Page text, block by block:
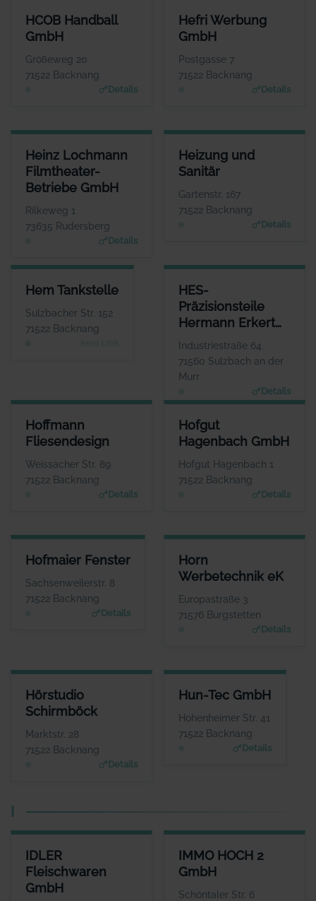
HCOB Handball
GmbH
Größeweg 20
71522 Backnang
Details
HCOB HANDBALL GMBH
ANSPRECHPARTNER
Herr Markus Mandlik
www.hcob.de
Hefri Werbung
GmbH
Postgasse 7
71522 Backnang
Details
HEFRI WERBUNG GMBH
ANSPRECHPARTNER
Herr Werner Stroh
www.bkz.de
Heinz Lochmann
Filmtheater-
Betriebe GmbH
Rilkeweg 1
73635 Rudersberg
Details
HEINZ LOCHMANN FILMTHEATER-BETRIEBE GMBH
ANSPRECHPARTNER
Herr Heinz Lochmann
WEBSITE
www.filmtheaterbetriebe.de
Heizung und
Sanitär
Gartenstr. 167
71522 Backnang
Details
HEIZUNG UND SANITÄR
ANSPRECHPARTNER
Herr Karl Mayer
www.heizungs-mayer.d
Hem Tankstelle
Sulzbacher Str. 152
71522 Backnang
HEM TANKSTELLE
Herr Berrak Özcan
Keine Website hinterlegt
HES-
Präzisionsteile
Hermann Erkert
GmbH
Industriestraße 64
71560 Sulzbach an der
Murr
Details
HES-PRÄZISIONSTEILE
Hoffmann
Fliesendesign
Weissacher Str. 89
71522 Backnang
Details
HOFFMANN FLIESENDESIGN
ANSPRECHPARTNER
Herr Bernd Hoffmann
www.hoffmann-fliesen.de
Hofgut
Hagenbach GmbH
Hofgut Hagenbach 1
71522 Backnang
Details
HOFGUT HAGENBACH GMBH
ANSPRECHPARTNER
Herr Matthias Wurche
www.hofgut-hagenbach.de
Hofmaier Fenster
Sachsenweilerstr. 8
71522 Backnang
Details
HOFMAIER FENSTER
Herr Herbert
Hofmaier
WEBSITE
www.hofmaier-fenster.
Horn
Werbetechnik eK
Europastraße 3
71576 Burgstetten
Details
HORN WERBETECHNIK EK
ANSPRECHPARTNER
Herr Thomas Horn
www.horn-werbetechni
Hörstudio
Schirmböck
Marktstr. 28
71522 Backnang
Details
HÖRSTUDIO SCHIRMBÖCK
ANSPRECHPARTNER
Frau Anne
www.hoerstudio-schirm
boeck.de
Hun-Tec GmbH
Hohenheimer Str. 41
71522 Backnang
Details
HUN-TEC GMBH
Herr Tamas Gauder
www.hun-tec.de
IDLER
Fleischwaren
GmbH
IDLER FLEISCHWAREN GMBH
ANSPRECHPARTNER
Herr Eberhart Idler
IMMO HOCH 2
GmbH
Schöntaler Str. 6
IMMO HOCH 2 GMBH
ANSPRECHPARTNER
Goncalves